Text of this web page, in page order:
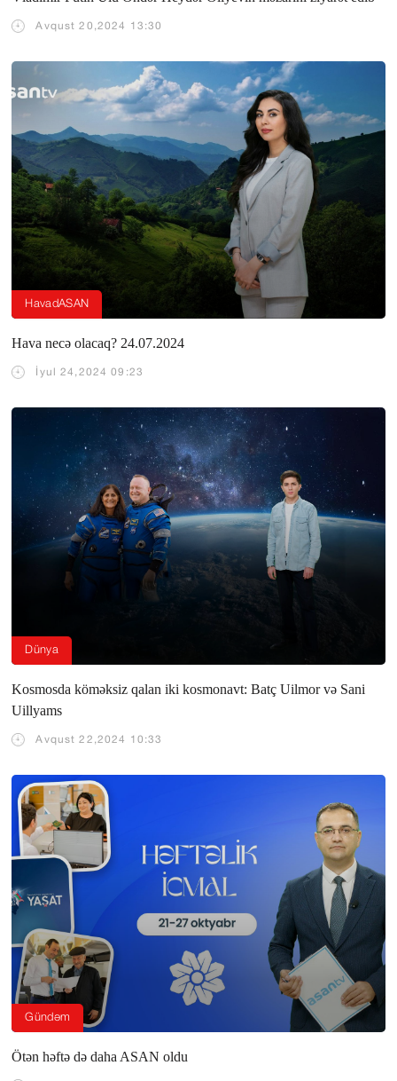
Avqust 20,2024 13:30
Hava necə olacaq? 24.07.2024
İyul 24,2024 09:23
HavadASAN
Kosmosda köməksiz qalan iki kosmonavt: Batç Uilmor və Sani
Uillyams
Avqust 22,2024 10:33
Dünya
Ötən həftə də daha ASAN oldu
Gündəm